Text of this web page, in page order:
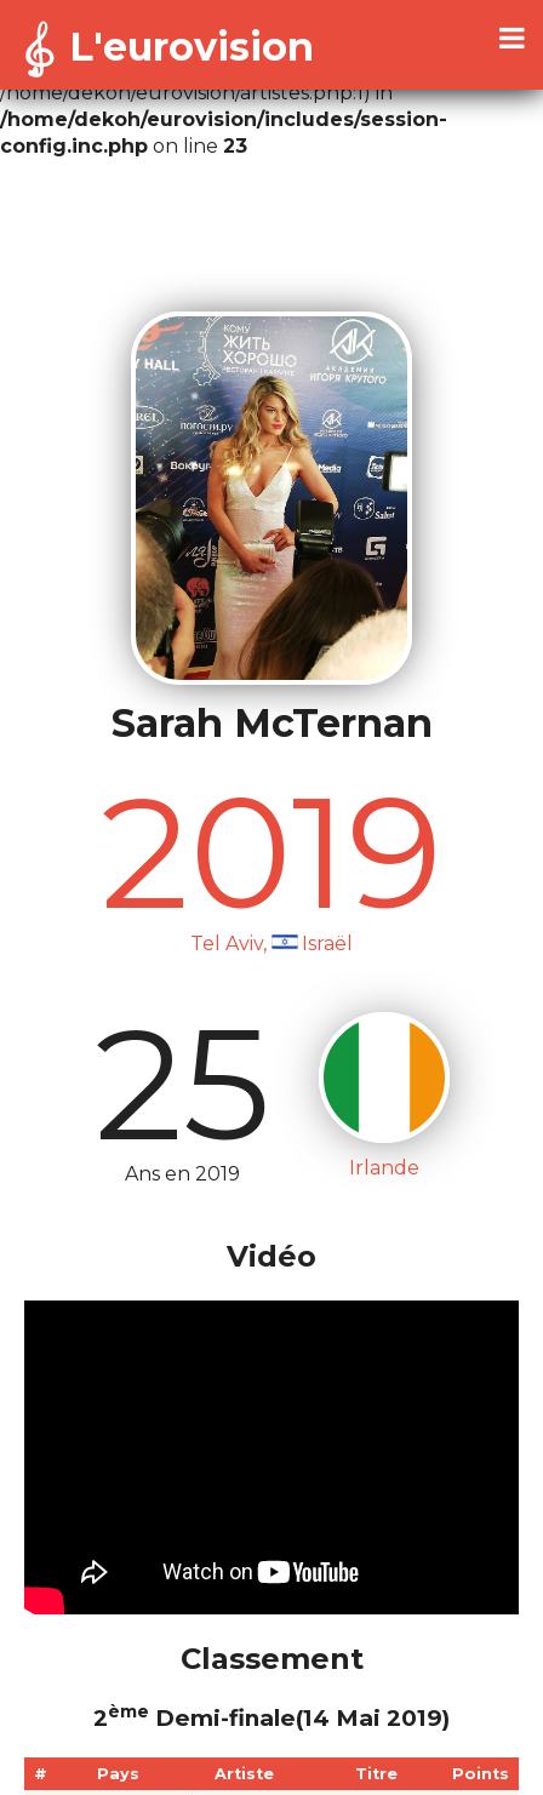
Warning
: Cannot modify header information - headers
already sent by (output started at
/home/dekoh/eurovision/artistes.php:1) in
/home/dekoh/eurovision/includes/session-
config.inc.php on line 23
L'eurovision
Sarah McTernan
2019
Tel Aviv, Israël
25
Ans en 2019 Irlande
Vidéo
Classement
2ème Demi-finale(14 Mai 2019)
# Pays Artiste Titre Points